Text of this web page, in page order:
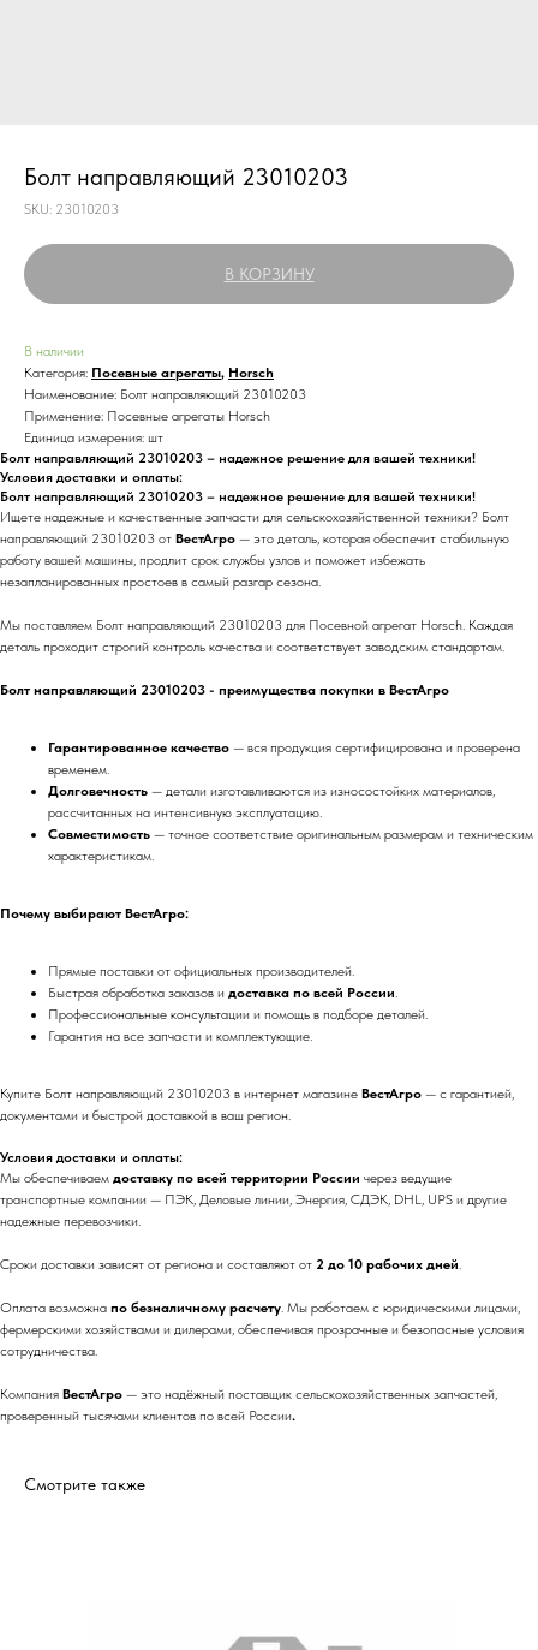
Болт направляющий 23010203
SKU: 23010203
В КОРЗИНУ
В наличии
Категория: Посевные агрегаты, Horsch
Наименование: Болт направляющий 23010203
Применение: Посевные агрегаты Horsch
Единица измерения: шт
Болт направляющий 23010203 – надежное решение для вашей техники!
Условия доставки и оплаты:
Болт направляющий 23010203 – надежное решение для вашей техники!
Ищете надежные и качественные запчасти для сельскохозяйственной техники? Болт
направляющий 23010203 от ВестАгро — это деталь, которая обеспечит стабильную
работу вашей машины, продлит срок службы узлов и поможет избежать
незапланированных простоев в самый разгар сезона.
Мы поставляем Болт направляющий 23010203 для Посевной агрегат Horsch. Каждая
деталь проходит строгий контроль качества и соответствует заводским стандартам.
Болт направляющий 23010203 - преимущества покупки в ВестАгро
Гарантированное качество — вся продукция сертифицирована и проверена
временем.
Долговечность — детали изготавливаются из износостойких материалов,
рассчитанных на интенсивную эксплуатацию.
Совместимость — точное соответствие оригинальным размерам и техническим
характеристикам.
Почему выбирают ВестАгро:
Прямые поставки от официальных производителей.
Быстрая обработка заказов и доставка по всей России.
Профессиональные консультации и помощь в подборе деталей.
Гарантия на все запчасти и комплектующие.
Купите Болт направляющий 23010203 в интернет магазине ВестАгро — с гарантией,
документами и быстрой доставкой в ваш регион.
Условия доставки и оплаты:
Мы обеспечиваем доставку по всей территории России через ведущие
транспортные компании — ПЭК, Деловые линии, Энергия, СДЭК, DHL, UPS и другие
надежные перевозчики.
Сроки доставки зависят от региона и составляют от 2 до 10 рабочих дней.
Оплата возможна по безналичному расчету. Мы работаем с юридическими лицами,
фермерскими хозяйствами и дилерами, обеспечивая прозрачные и безопасные условия
сотрудничества.
Компания ВестАгро — это надёжный поставщик сельскохозяйственных запчастей,
проверенный тысячами клиентов по всей России.
Смотрите также